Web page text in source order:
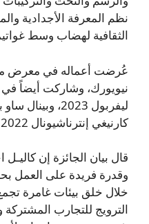
نظم المعرفة الأجدادية
الثقافية لهضاب وسط
عُرضت أعماله في معرض
كارنيغي إنترناشيونال 2022.
قال بيان الجائزة إن كاليـل
وقدرة فريدة على العمل
خلال خلق بيئات غامرة
الترويج للتجارب